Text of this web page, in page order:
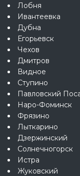
Лобня
Ивантеевка
Дубна
Егорьевск
Чехов
Дмитров
Видное
Ступино
Павловский
Наро-Фоминск
Фрязино
Лыткарино
Дзержинский
Солнечногорск
Истра
Жуковский